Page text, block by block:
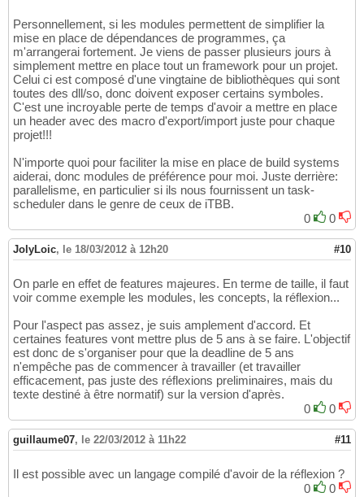
Personnellement, si les modules permettent de simplifier la
mise en place de dépendances de programmes, ça
m'arrangerai fortement. Je viens de passer plusieurs jours à
simplement mettre en place tout un framework pour un projet.
Celui ci est composé d'une vingtaine de bibliothèques qui sont
toutes des dll/so, donc doivent exposer certains symboles.
C'est une incroyable perte de temps d'avoir a mettre en place
un header avec des macro d'export/import juste pour chaque
projet!!!
N'importe quoi pour faciliter la mise en place de build systems
aiderai, donc modules de préférence pour moi. Juste derrière:
parallelisme, en particulier si ils nous fournissent un task-
scheduler dans le genre de ceux de iTBB.
0
0
JolyLoic, le 18/03/2012 à 12h20 #10
On parle en effet de features majeures. En terme de taille, il faut
voir comme exemple les modules, les concepts, la réflexion...
Pour l'aspect pas assez, je suis amplement d'accord. Et
certaines features vont mettre plus de 5 ans à se faire. L'objectif
est donc de s'organiser pour que la deadline de 5 ans
n'empêche pas de commencer à travailler (et travailler
efficacement, pas juste des réflexions preliminaires, mais du
texte destiné à être normatif) sur la version d'après.
0
0
guillaume07, le 22/03/2012 à 11h22 #11
Il est possible avec un langage compilé d'avoir de la réflexion ?
0
0